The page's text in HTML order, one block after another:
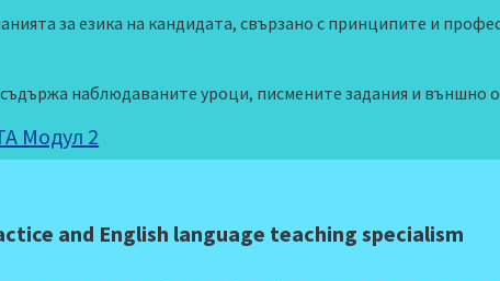
за езика на кандидата, свързано с принципите и
наблюдаваните уроци, писмените задания и външно
Модул 2
and English language teaching specialism